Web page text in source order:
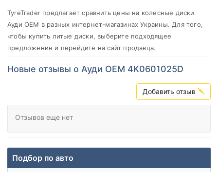
TyreTrader предлагает сравнить цены на колесные диски
Ауди ОЕМ в разных интернет-магазинах Украины. Для того,
чтобы купить литые диски, выберите подходящее
предложение и перейдите на сайт продавца.
Новые отзывы о Ауди ОЕМ 4K0601025D
Добавить отзыв
Отзывов еще нет
от до
Все бренды
Подбор по авто